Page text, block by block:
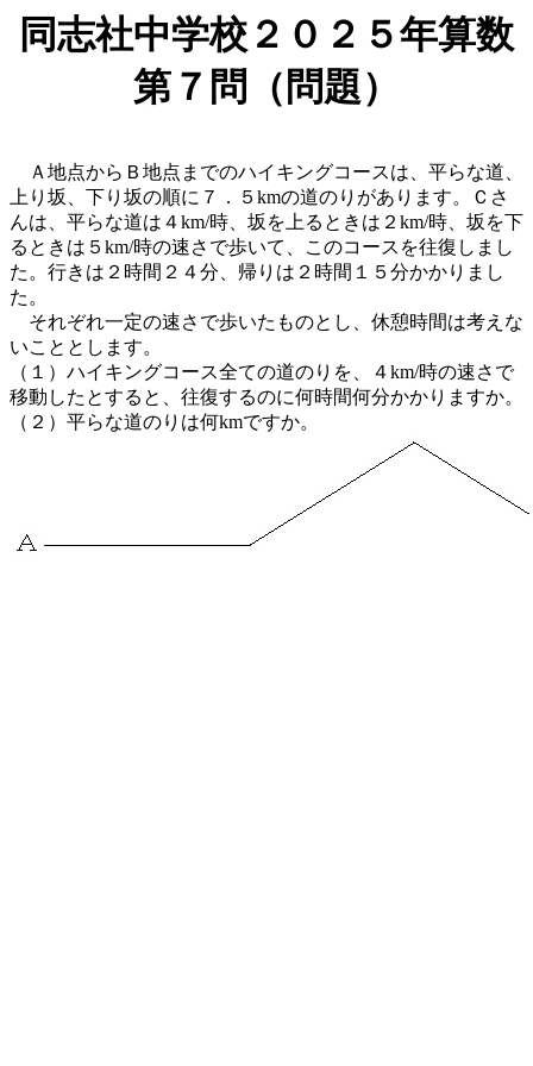
同志社中学校２０２５年算数
第７問（問題）
Ａ地点からＢ地点までのハイキングコースは、平らな道、
上り坂、下り坂の順に７．５kmの道のりがあります。Ｃさ
んは、平らな道は４km/時、坂を上るときは２km/時、坂を下
るときは５km/時の速さで歩いて、このコースを往復しまし
た。行きは２時間２４分、帰りは２時間１５分かかりまし
た。
それぞれ一定の速さで歩いたものとし、休憩時間は考えな
いこととします。
（１）ハイキングコース全ての道のりを、４km/時の速さで
移動したとすると、往復するのに何時間何分かかりますか。
（２）平らな道のりは何kmですか。